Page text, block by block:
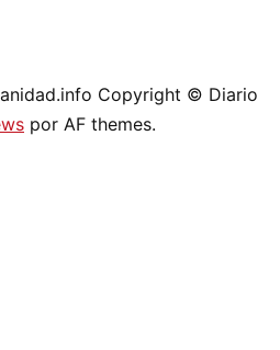
Copyright © Diario
por AF themes.